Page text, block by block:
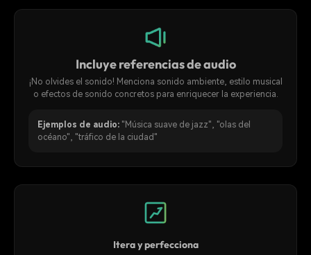
Incluye referencias de audio
¡No olvides el sonido! Menciona sonido ambiente, estilo musical
o efectos de sonido concretos para enriquecer la experiencia.
Ejemplos de audio: "Música suave de jazz", "olas del
océano", "tráfico de la ciudad"
Itera y perfecciona